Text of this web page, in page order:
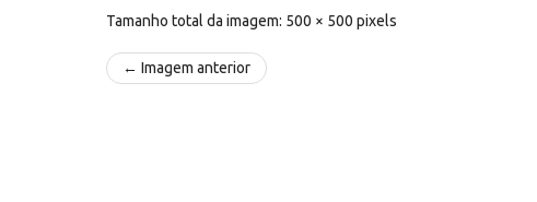
Tamanho total da imagem: 500 × 500 pixels
← Imagem anterior